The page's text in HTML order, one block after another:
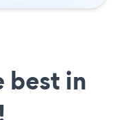
best in